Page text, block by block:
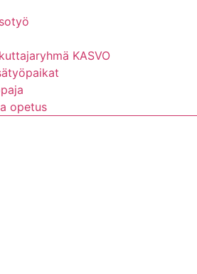
KASVO
opetus